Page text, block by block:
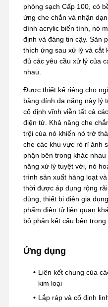
phòng sạch Cấp 100, có
ứng che chắn và nhận
dính acrylic biến tính, nó
định và đáng tin cậy. Sản
thích ứng sau xử lý và cắt
đủ các yêu cầu xử lý của
nhau.
Được thiết kế riêng cho
băng dính đa năng này lý
cố định vĩnh viễn tất cả
điện tử. Khả năng che
trội của nó khiến nó trở
che các khu vực rò rỉ ánh
phận bên trong khác
năng xử lý tuyệt vời, nó
trình sản xuất hàng loạt
thời được áp dụng rộng
dùng, thiết bị điện gia
phẩm điện tử liên quan
bộ phận kết cấu bên
Ứng dụng
Liên kết chung của
kim loại
Lắp ráp và cố định